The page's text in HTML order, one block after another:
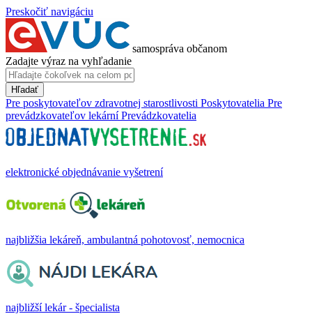
Preskočiť navigáciu
samospráva občanom
Zadajte výraz na vyhľadanie
Hľadať
Pre poskytovateľov zdravotnej starostlivosti Poskytovatelia Pre
prevádzkovateľov lekární Prevádzkovatelia
elektronické objednávanie vyšetrení
najbližšia lekáreň, ambulantná pohotovosť, nemocnica
najbližší lekár - špecialista